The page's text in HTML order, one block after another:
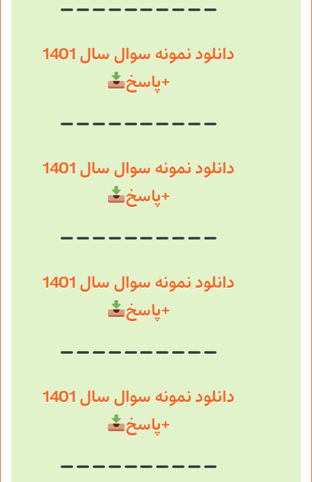
دانلود نمونه سوال سال 1401
+پاسخ
دانلود نمونه سوال سال 1401
+پاسخ
دانلود نمونه سوال سال 1401
+پاسخ
دانلود نمونه سوال سال 1401
+پاسخ